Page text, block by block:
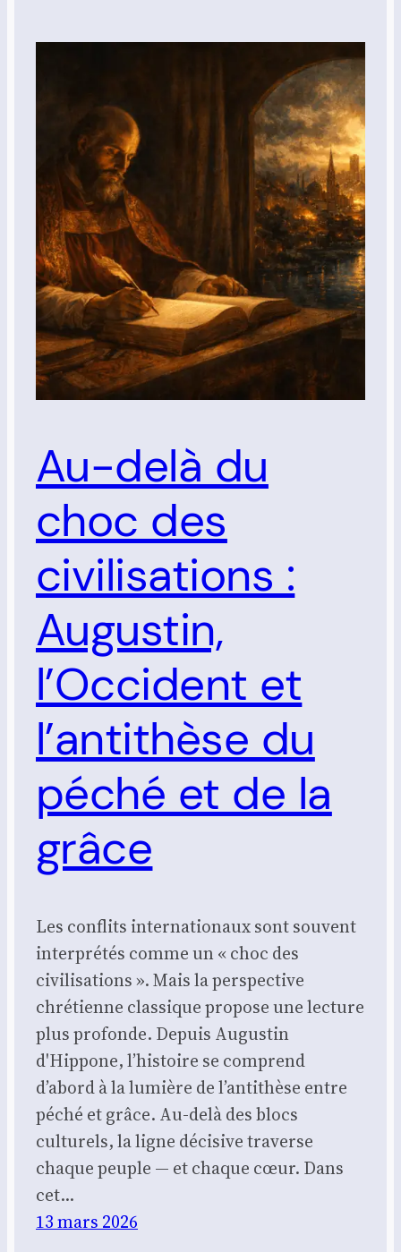
Au-delà du
choc des
civilisations :
Augustin,
l’Occident et
l’antithèse du
péché et de la
grâce
Les conflits internationaux sont souvent
interprétés comme un « choc des
civilisations ». Mais la perspective
chrétienne classique propose une lecture
plus profonde. Depuis Augustin
d'Hippone, l’histoire se comprend
d’abord à la lumière de l’antithèse entre
péché et grâce. Au-delà des blocs
culturels, la ligne décisive traverse
chaque peuple — et chaque cœur. Dans
cet…
13 mars 2026